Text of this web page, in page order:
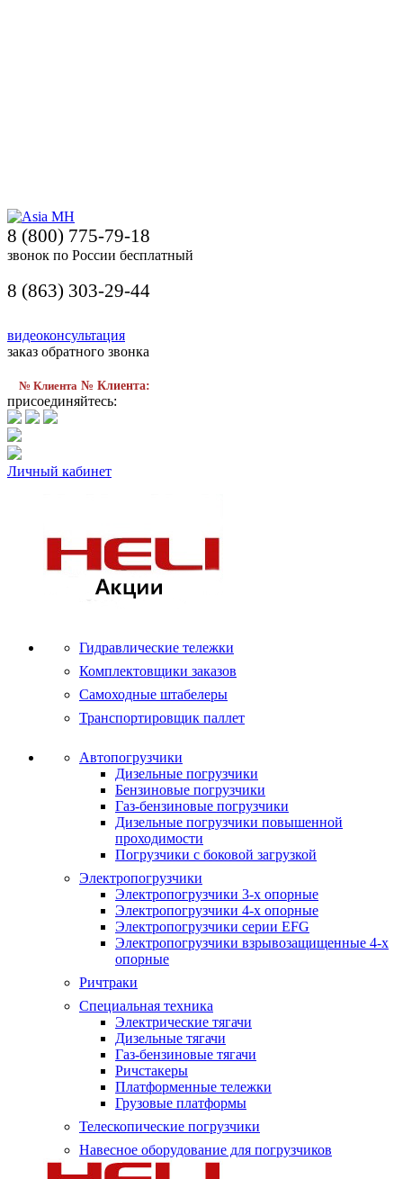
8 (800) 775-79-18
звонок по России бесплатный
8 (863) 303-29-44
видеоконсультация
заказ обратного звонка
№ Клиента № Клиента:
присоединяйтесь:
Личный кабинет
Гидравлические тележки
Комплектовщики заказов
Самоходные штабелеры
Транспортировщик паллет
Автопогрузчики
Дизельные погрузчики
Бензиновые погрузчики
Газ-бензиновые погрузчики
Дизельные погрузчики повышенной
проходимости
Погрузчики с боковой загрузкой
Электропогрузчики
Электропогрузчики 3-х опорные
Электропогрузчики 4-х опорные
Электропогрузчики серии EFG
Электропогрузчики взрывозащищенные 4-х
опорные
Ричтраки
Специальная техника
Электрические тягачи
Дизельные тягачи
Газ-бензиновые тягачи
Ричстакеры
Платформенные тележки
Грузовые платформы
Телескопические погрузчики
Навесное оборудование для погрузчиков